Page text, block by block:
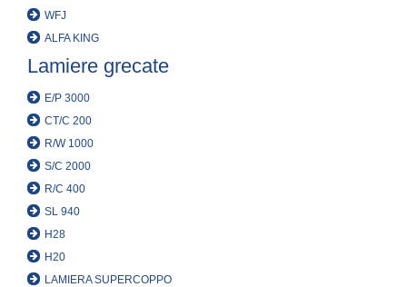
WFJ
ALFA KING
Lamiere grecate
E/P 3000
CT/C 200
R/W 1000
S/C 2000
R/C 400
SL 940
H28
H20
LAMIERA SUPERCOPPO